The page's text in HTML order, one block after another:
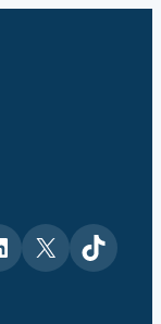
X TikTok